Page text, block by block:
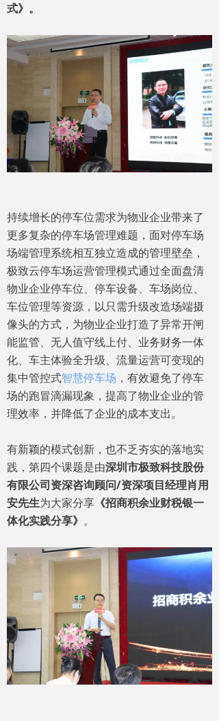
式》。
持续增长的停车位需求为物业企业带来了
更多复杂的停车场管理难题，面对停车场
场端管理系统相互独立造成的管理壁垒，
极致云停车场运营管理模式通过全面盘清
物业企业停车位、停车设备、车场岗位、
车位管理等资源，以只需升级改造场端摄
像头的方式，为物业企业打造了异常开闸
能监管、无人值守线上付、业务财务一体
化、车主体验全升级、流量运营可变现的
集中管控式智慧停车场 ，有效避免了停车
场的跑冒滴漏现象，提高了物业企业的管
理效率，并降低了企业的成本支出。
有新颖的模式创新，也不乏夯实的落地实
践，第四个课题是由深圳市极致科技股份
有限公司资深咨询顾问/资深项目经理肖用
安先生为大家分享 《招商积余业财税银一
体化实践分享》 。